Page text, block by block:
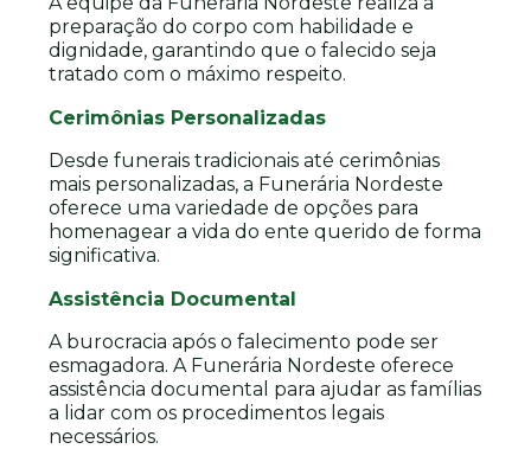
preparação do corpo com habilidade e
dignidade, garantindo que o falecido seja
tratado com o máximo respeito.
Cerimônias Personalizadas
Desde funerais tradicionais até cerimônias
mais personalizadas, a Funerária Nordeste
oferece uma variedade de opções para
homenagear a vida do ente querido de forma
significativa.
Assistência Documental
A burocracia após o falecimento pode ser
esmagadora. A Funerária Nordeste oferece
assistência documental para ajudar as famílias
a lidar com os procedimentos legais
necessários.